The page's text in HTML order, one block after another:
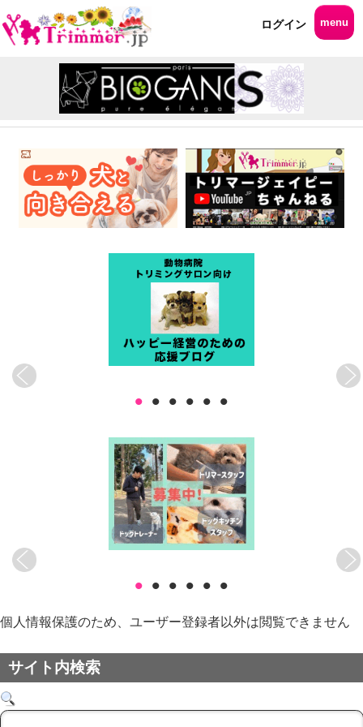
ログイン menu
• • • • • •
• • • • • •
個人情報保護のため、ユーザー登録者以外は閲覧できません
サイト内検索